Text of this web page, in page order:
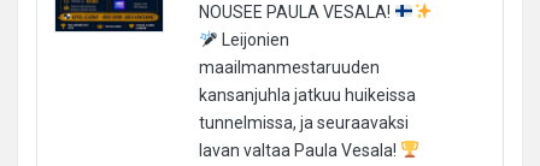
NOUSEE PAULA VESALA!
Leijonien
maailmanmestaruuden
kansanjuhla jatkuu huikeissa
tunnelmissa, ja seuraavaksi
lavan valtaa Paula Vesala!